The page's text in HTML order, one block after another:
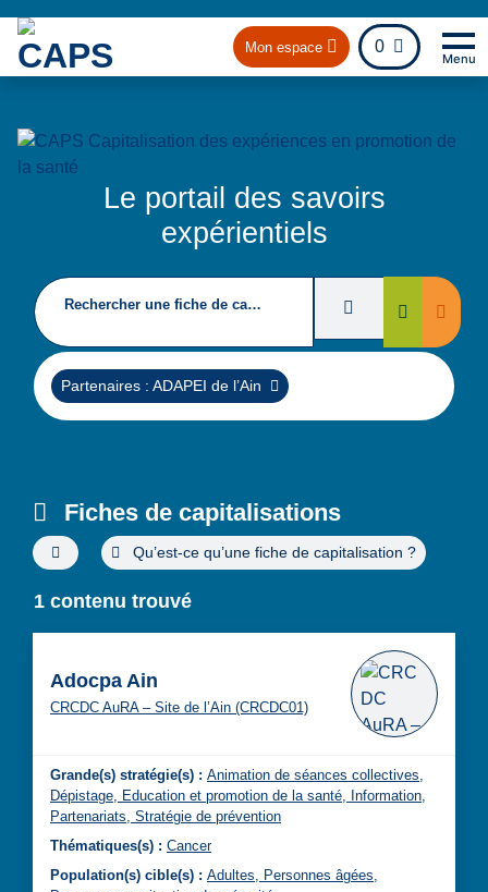
Mon espace 0
fichier
Menu
Le portail des savoirs
expérientiels
Rechercher une fiche de capitalisation Filtres deRechercher
Supprimer
Partenaires : ADAPEI de l’Ain
Fiches de capitalisations
Filtres de recherche avancée
Qu’est-ce qu’une fiche de capitalisation ?
1 contenu trouvé
Adocpa Ain
CRCDC AuRA – Site de l’Ain (CRCDC01)
Grande(s) stratégie(s) : Animation de séances collectives,
Dépistage, Education et promotion de la santé, Information,
Partenariats, Stratégie de prévention
Thématiques(s) : Cancer
Population(s) cible(s) : Adultes, Personnes âgées,